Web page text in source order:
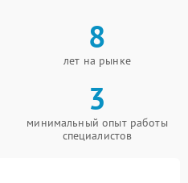
8
лет на рынке
3
минимальный опыт работы
специалистов